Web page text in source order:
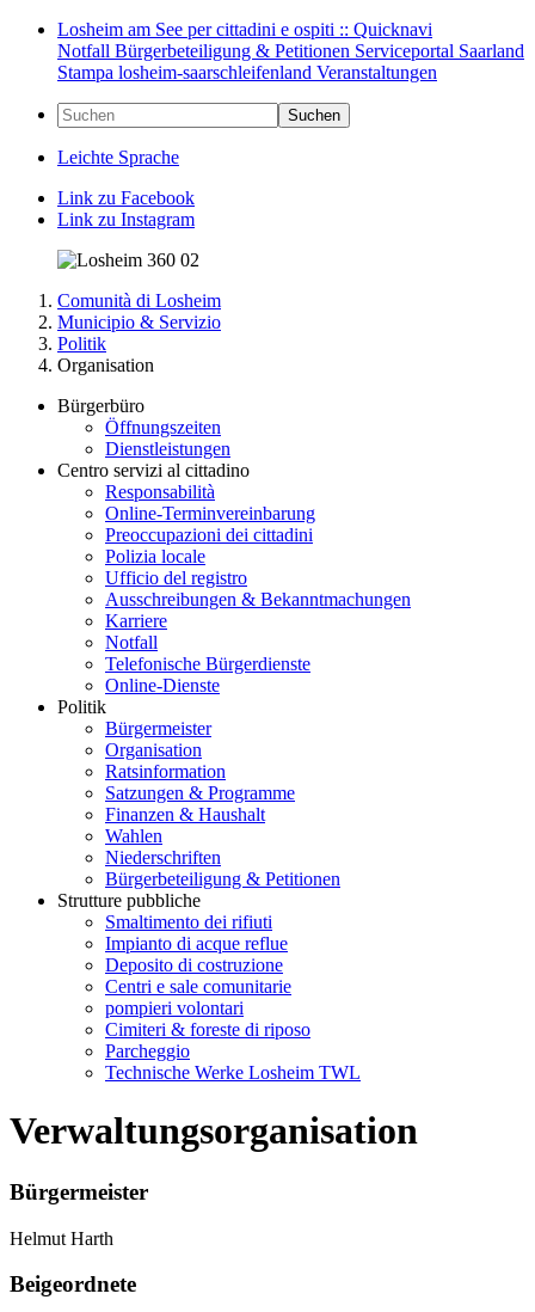
Losheim am See per cittadini e ospiti :: Quicknavi
Notfall Bürgerbeteiligung & Petitionen Serviceportal Saarland
Stampa losheim-saarschleifenland Veranstaltungen
Suchen
Leichte Sprache
Link zu Facebook
Link zu Instagram
Comunità di Losheim
Municipio & Servizio
Politik
Organisation
Bürgerbüro
Öffnungszeiten
Dienstleistungen
Centro servizi al cittadino
Responsabilità
Online-Terminvereinbarung
Preoccupazioni dei cittadini
Polizia locale
Ufficio del registro
Ausschreibungen & Bekanntmachungen
Karriere
Notfall
Telefonische Bürgerdienste
Online-Dienste
Politik
Bürgermeister
Organisation
Ratsinformation
Satzungen & Programme
Finanzen & Haushalt
Wahlen
Niederschriften
Bürgerbeteiligung & Petitionen
Strutture pubbliche
Smaltimento dei rifiuti
Impianto di acque reflue
Deposito di costruzione
Centri e sale comunitarie
pompieri volontari
Cimiteri & foreste di riposo
Parcheggio
Technische Werke Losheim TWL
Verwaltungsorganisation
Bürgermeister
Helmut Harth
Beigeordnete